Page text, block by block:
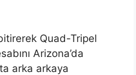
Quad-Tripel
Arizona’da
arka arkaya